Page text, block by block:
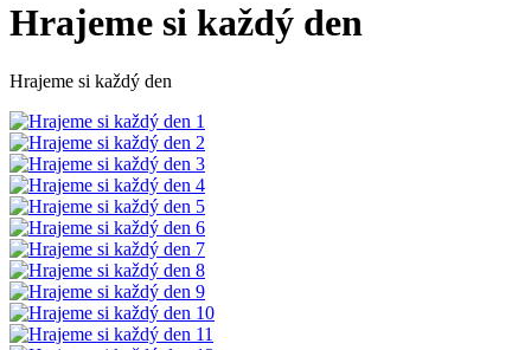
Hrajeme si každý den
Hrajeme si každý den